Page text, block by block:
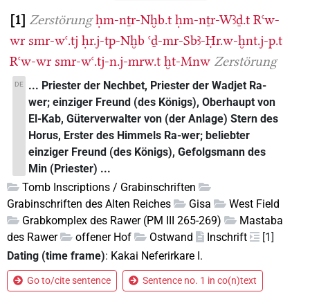
1 Zerstörung ḥm-nṯr-Nḫb.t ḥm-nṯr-Wꜣḏ.t Rꜥw-
wr smr-wꜥ.tj ḥr.j-tp-Nḫb ꜥḏ-mr-Sbꜣ-Ḥr.w-ḫnt.j-p.t
Rꜥw-wr smr-wꜥ.tj-n.j-mrw.t ḫt-Mnw Zerstörung
DE
... Priester der Nechbet, Priester der Wadjet Ra-
wer; einziger Freund (des Königs), Oberhaupt von
El-Kab, Güterverwalter von (der Anlage) Stern des
Horus, Erster des Himmels Ra-wer; beliebter
einziger Freund (des Königs), Gefolgsmann des
Min (Priester) ...
Tomb Inscriptions / Grabinschriften
Grabinschriften des Alten Reiches
Gisa
West Field
Grabkomplex des Rawer (PM III 265-269)
Mastaba
des Rawer
offener Hof Ostwand Inschrift
[1]
Dating (time frame): Kakai Neferirkare I.
Go to/cite sentence Sentence no. 1 in co(n)text